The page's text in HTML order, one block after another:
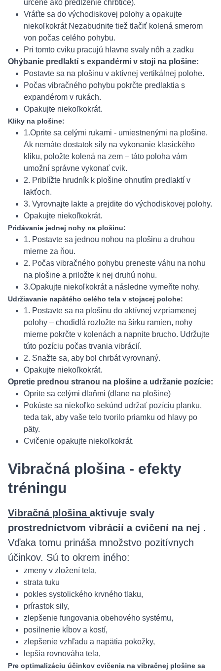
určené ako predĺženie chrbtice).
Vráťte sa do východiskovej polohy a opakujte
niekoľkokrát Nezabudnite tiež tlačiť kolená smerom
von počas celého pohybu.
Pri tomto cviku pracujú hlavne svaly nôh a zadku
Ohýbanie predlaktí s expandérmi v stoji na plošine:
Postavte sa na plošinu v aktívnej vertikálnej polohe.
Počas vibračného pohybu pokrčte predlaktia s
expandérom v rukách.
Opakujte niekoľkokrát.
Kliky na plošine:
1.Oprite sa celými rukami - umiestnenými na plošine.
Ak nemáte dostatok sily na vykonanie klasického
kliku, položte kolená na zem – táto poloha vám
umožní správne vykonať cvik.
2. Priblížte hrudník k plošine ohnutím predlaktí v
lakťoch.
3. Vyrovnajte lakte a prejdite do východiskovej polohy.
Opakujte niekoľkokrát.
Pridávanie jednej nohy na plošinu:
1. Postavte sa jednou nohou na plošinu a druhou
mierne za ňou.
2. Počas vibračného pohybu preneste váhu na nohu
na plošine a priložte k nej druhú nohu.
3.Opakujte niekoľkokrát a následne vymeňte nohy.
Udržiavanie napätého celého tela v stojacej polohe:
1. Postavte sa na plošinu do aktívnej vzpriamenej
polohy – chodidlá rozložte na šírku ramien, nohy
mierne pokrčte v kolenách a napnite brucho. Udržujte
túto pozíciu počas trvania vibrácií.
2. Snažte sa, aby bol chrbát vyrovnaný.
Opakujte niekoľkokrát.
Opretie prednou stranou na plošine a udržanie pozície:
Oprite sa celými dlaňmi (dlane na plošine)
Pokúste sa niekoľko sekúnd udržať pozíciu planku,
teda tak, aby vaše telo tvorilo priamku od hlavy po
päty.
Cvičenie opakujte niekoľkokrát.
Vibračná plošina - efekty
tréningu
Vibračná plošina aktivuje svaly
prostredníctvom vibrácií a cvičení na nej .
Vďaka tomu prináša množstvo pozitívnych
účinkov. Sú to okrem iného:
zmeny v zložení tela,
strata tuku
pokles systolického krvného tlaku,
prírastok sily,
zlepšenie fungovania obehového systému,
posilnenie kĺbov a kostí,
zlepšenie vzhľadu a napätia pokožky,
lepšia rovnováha tela,
Pre optimalizáciu účinkov cvičenia na vibračnej plošine sa